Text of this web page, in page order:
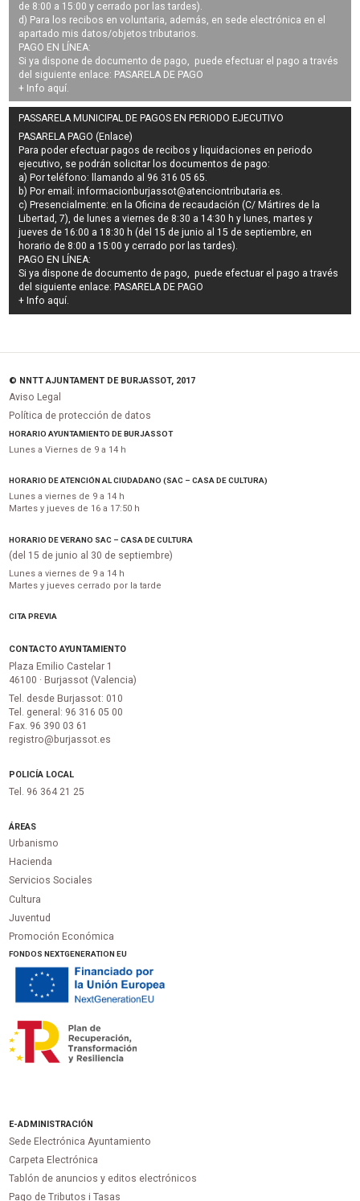
de 8:00 a 15:00 y cerrado por las tardes).
d) Para los recibos en voluntaria, además, en sede electrónica en el
apartado mis datos/objetos tributarios.
PAGO EN LÍNEA:
Si ya dispone de documento de pago, puede efectuar el pago a través
del siguiente enlace: PASARELA DE PAGO
+ Info aquí.
PASSARELA MUNICIPAL DE PAGOS EN PERIODO EJECUTIVO
PASARELA PAGO (Enlace)
Para poder efectuar pagos derecibos y liquidaciones en periodo
ejecutivo, se podrán solicitar los documentos de pago:
a) Por teléfono: llamando al 96 316 05 65.
b) Por email:informacionburjassot@atenciontributaria.es.
c) Presencialmente: en la Oficina de recaudación (C/ Mártires de la
Libertad, 7), de lunes a viernes de 8:30 a 14:30 h y lunes, martes y
jueves de 16:00 a 18:30 h (del 15 de junio al 15 de septiembre, en
horario de 8:00 a 15:00 y cerrado por las tardes).
PAGO EN LÍNEA:
Si ya dispone de documento de pago, puede efectuar el pago a través
del siguiente enlace: PASARELA DE PAGO
+ Info aquí.
© NNTT AJUNTAMENT DE BURJASSOT, 2017
Aviso Legal
Política de protección de datos
HORARIO AYUNTAMIENTO DE BURJASSOT
Lunes a Viernes de 9 a 14 h
HORARIO DE ATENCIÓN AL CIUDADANO (SAC – CASA DE CULTURA)
Lunes a viernes de 9 a 14 h
Martes y jueves de 16 a 17:50 h
HORARIO DE VERANO SAC – CASA DE CULTURA
(del 15 de junio al 30 de septiembre)
Lunes a viernes de 9 a 14 h
Martes y jueves cerrado por la tarde
CITA PREVIA
CONTACTO AYUNTAMIENTO
Plaza Emilio Castelar 1
46100 · Burjassot (Valencia)
Tel. desde Burjassot: 010
Tel. general: 96 316 05 00
Fax. 96 390 03 61
registro@burjassot.es
POLICÍA LOCAL
Tel. 96 364 21 25
ÁREAS
Urbanismo
Hacienda
Servicios Sociales
Cultura
Juventud
Promoción Económica
FONDOS NEXTGENERATION EU
E-ADMINISTRACIÓN
Sede Electrónica Ayuntamiento
Carpeta Electrónica
Tablón de anuncios y editos electrónicos
Pago de Tributos i Tasas